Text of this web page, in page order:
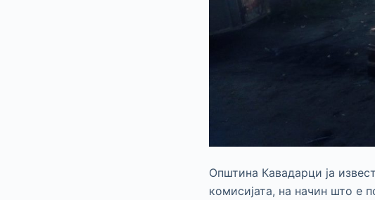
Општина Кавадарци ја
комисијата, на начин што е